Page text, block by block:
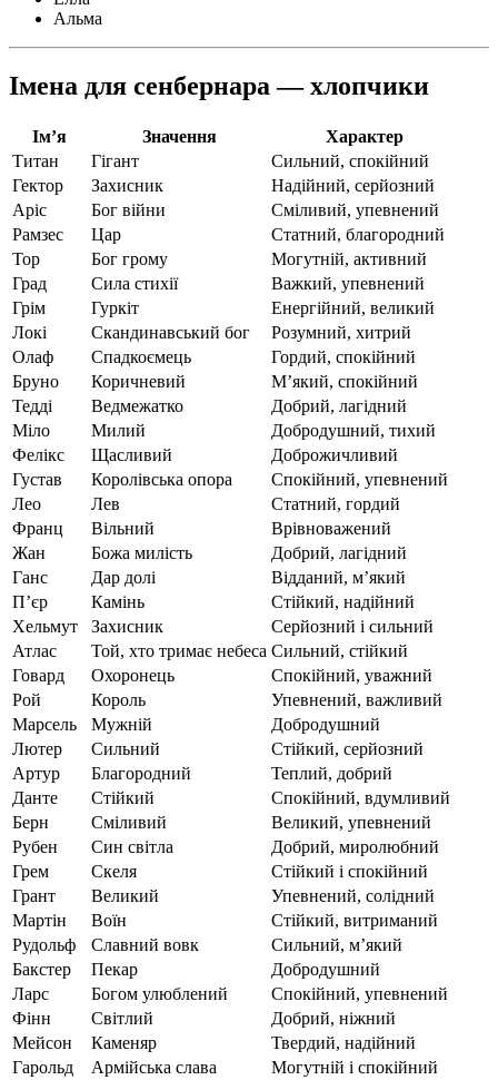
Альма
Імена для сенбернара — хлопчики
Ім’я Значення
Характер
Титан
Гігант
Сильний, спокійний
Гектор
Захисник
Надійний, серйозний
Аріс
Бог війни
Сміливий, упевнений
Рамзес
Цар
Статний, благородний
Тор
Бог грому
Могутній, активний
Град
Сила стихії
Важкий, упевнений
Грім
Гуркіт
Енергійний, великий
Локі
Скандинавський бог
Розумний, хитрий
Олаф
Спадкоємець
Гордий, спокійний
Бруно
Коричневий
М’який, спокійний
Тедді
Ведмежатко
Добрий, лагідний
Міло
Милий
Добродушний, тихий
Фелікс
Щасливий
Доброжичливий
Густав
Королівська опора
Спокійний, упевнений
Лео
Лев
Статний, гордий
Франц
Вільний
Врівноважений
Жан
Божа милість
Добрий, лагідний
Ганс
Дар долі
Відданий, м’який
П’єр
Камінь
Стійкий, надійний
Хельмут
Захисник
Серйозний і сильний
Атлас
Той, хто тримає небеса Сильний, стійкий
Говард
Охоронець
Спокійний, уважний
Рой
Король
Упевнений, важливий
Марсель
Мужній
Добродушний
Лютер
Сильний
Стійкий, серйозний
Артур
Благородний
Теплий, добрий
Данте
Стійкий
Спокійний, вдумливий
Берн
Сміливий
Великий, упевнений
Рубен
Син світла
Добрий, миролюбний
Грем
Скеля
Стійкий і спокійний
Грант
Великий
Упевнений, солідний
Мартін
Воїн
Стійкий, витриманий
Рудольф
Славний вовк
Сильний, м’який
Бакстер
Пекар
Добродушний
Ларс
Богом улюблений
Спокійний, упевнений
Фінн
Світлий
Добрий, ніжний
Мейсон
Каменяр
Твердий, надійний
Гарольд
Армійська слава
Могутній і спокійний